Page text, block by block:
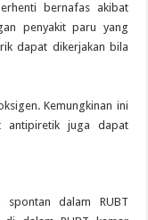
bernafas akibat
penyakit paru yang
dapat dikerjakan bila
Kemungkinan ini
antipiretik juga dapat
spontan dalam RUBT